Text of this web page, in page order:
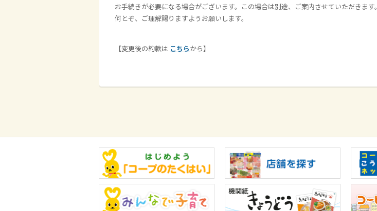
お手続きが必要になる場合がございます。この場合は別途、ご案内させていただきます。
何とぞ、ご理解賜りますようお願いします。
【変更後の約款は こちらから】